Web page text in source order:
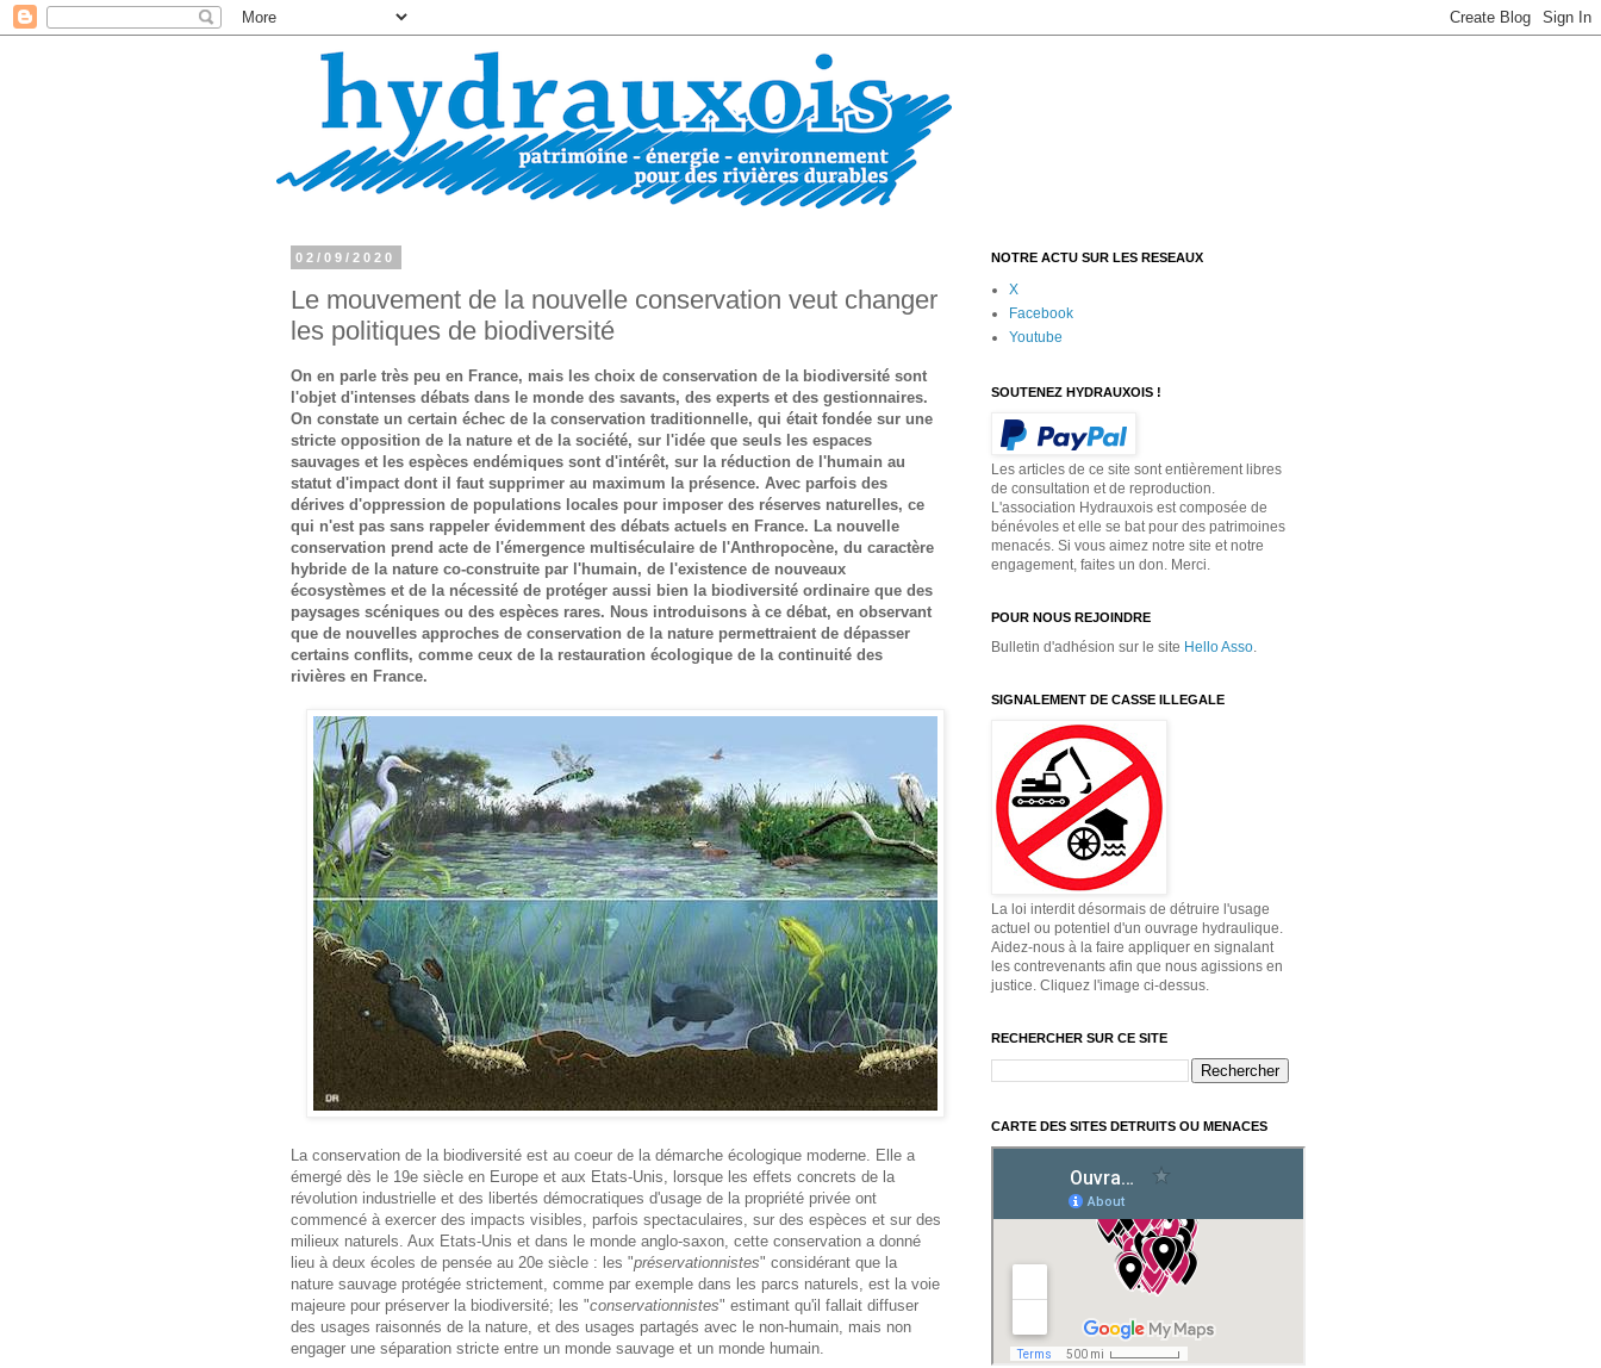
02/09/2020
Le mouvement de la nouvelle conservation veut changer
les politiques de biodiversité
On en parle très peu en France, mais les choix de conservation de la biodiversité sont
l'objet d'intenses débats dans le monde des savants, des experts et des gestionnaires.
On constate un certain échec de la conservation traditionnelle, qui était fondée sur une
stricte opposition de la nature et de la société, sur l'idée que seuls les espaces
sauvages et les espèces endémiques sont d'intérêt, sur la réduction de l'humain au
statut d'impact dont il faut supprimer au maximum la présence. Avec parfois des
dérives d'oppression de populations locales pour imposer des réserves naturelles, ce
qui n'est pas sans rappeler évidemment des débats actuels en France. La nouvelle
conservation prend acte de l'émergence multiséculaire de l'Anthropocène, du caractère
hybride de la nature co-construite par l'humain, de l'existence de nouveaux
écosystèmes et de la nécessité de protéger aussi bien la biodiversité ordinaire que des
paysages scéniques ou des espèces rares. Nous introduisons à ce débat, en observant
que de nouvelles approches de conservation de la nature permettraient de dépasser
certains conflits, comme ceux de la restauration écologique de la continuité des
rivières en France.
La conservation de la biodiversité est au coeur de la démarche écologique moderne. Elle a
émergé dès le 19e siècle en Europe et aux Etats-Unis, lorsque les effets concrets de la
révolution industrielle et des libertés démocratiques d'usage de la propriété privée ont
commencé à exercer des impacts visibles, parfois spectaculaires, sur des espèces et sur des
milieux naturels. Aux Etats-Unis et dans le monde anglo-saxon, cette conservation a donné
lieu à deux écoles de pensée au 20e siècle : les "préservationnistes" considérant que la
nature sauvage protégée strictement, comme par exemple dans les parcs naturels, est la voie
majeure pour préserver la biodiversité; les "conservationnistes" estimant qu'il fallait diffuser
des usages raisonnés de la nature, et des usages partagés avec le non-humain, mais non
engager une séparation stricte entre un monde sauvage et un monde humain.
NOTRE ACTU SUR LES RESEAUX
X
Facebook
Youtube
SOUTENEZ HYDRAUXOIS !
Les articles de ce site sont entièrement libres
de consultation et de reproduction.
L'association Hydrauxois est composée de
bénévoles et elle se bat pour des patrimoines
menacés. Si vous aimez notre site et notre
engagement, faites un don. Merci.
POUR NOUS REJOINDRE
Bulletin d'adhésion sur le site Hello Asso.
SIGNALEMENT DE CASSE ILLEGALE
La loi interdit désormais de détruire l'usage
actuel ou potentiel d'un ouvrage hydraulique.
Aidez-nous à la faire appliquer en signalant
les contrevenants afin que nous agissions en
justice. Cliquez l'image ci-dessus.
RECHERCHER SUR CE SITE
CARTE DES SITES DETRUITS OU MENACES